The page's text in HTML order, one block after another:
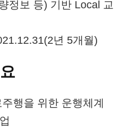
정보 등) 기반 Local 교
년 5개월)
행을 위한 운행체계